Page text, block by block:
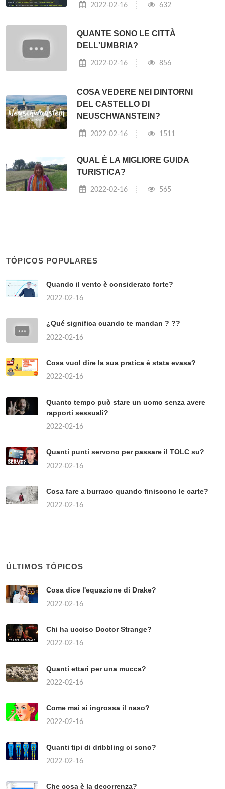
2022-02-16 632
QUANTE SONO LE CITTÀ
DELL'UMBRIA?
2022-02-16 856
COSA VEDERE NEI DINTORNI
DEL CASTELLO DI
NEUSCHWANSTEIN?
2022-02-16 1511
QUAL È LA MIGLIORE GUIDA
TURISTICA?
2022-02-16 565
TÓPICOS POPULARES
Quando il vento è considerato forte?
2022-02-16
¿Qué significa cuando te mandan ? ??
2022-02-16
Cosa vuol dire la sua pratica è stata evasa?
2022-02-16
Quanto tempo può stare un uomo senza avere
rapporti sessuali?
2022-02-16
Quanti punti servono per passare il TOLC su?
2022-02-16
Cosa fare a burraco quando finiscono le carte?
2022-02-16
ÚLTIMOS TÓPICOS
Cosa dice l'equazione di Drake?
2022-02-16
Chi ha ucciso Doctor Strange?
2022-02-16
Quanti ettari per una mucca?
2022-02-16
Come mai si ingrossa il naso?
2022-02-16
Quanti tipi di dribbling ci sono?
2022-02-16
Che cosa è la decorrenza?